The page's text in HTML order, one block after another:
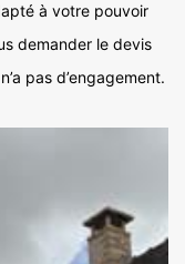
à votre pouvoir
demander le devis
pas d’engagement.